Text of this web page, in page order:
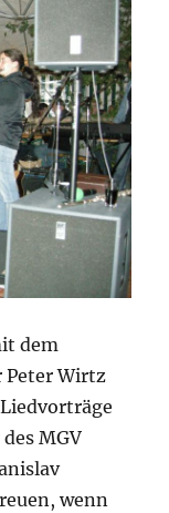
dem
Peter Wirtz
MGV
wenn